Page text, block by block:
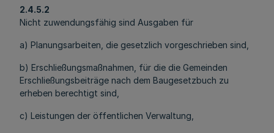
2.4.5.2
Nicht zuwendungsfähig sind Ausgaben für
a) Planungsarbeiten, die gesetzlich vorgeschrieben sind,
b) Erschließungsmaßnahmen, für die die Gemeinden
Erschließungsbeiträge nach dem Baugesetzbuch zu
erheben berechtigt sind,
c) Leistungen der öffentlichen Verwaltung,